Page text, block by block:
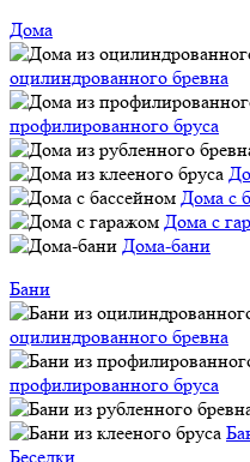
Дома
оцилиндрованного бревна
профилированного бруса
Дома с
Дома с
Дома-бани
Бани
оцилиндрованного бревна
профилированного бруса
Беседки